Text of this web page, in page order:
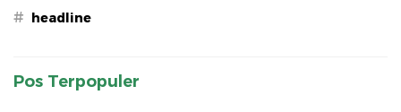
# headline
Pos Terpopuler